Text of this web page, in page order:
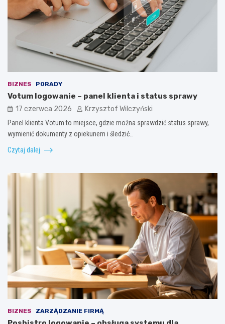
BIZNES PORADY
Votum logowanie – panel klienta i status sprawy
17 czerwca 2026 Krzysztof Wilczyński
Panel klienta Votum to miejsce, gdzie można sprawdzić status sprawy,
wymienić dokumenty z opiekunem i śledzić…
Czytaj dalej
BIZNES ZARZĄDZANIE FIRMĄ